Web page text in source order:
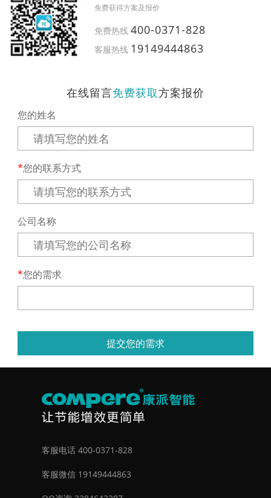
免费获得方案及报价
免费热线 400-0371-828
客服热线 19149444863
在线留言免费获取方案报价
您的姓名
您的联系方式
公司名称
您的需求
提交您的需求
客服电话 400-0371-828
客服微信 19149444863